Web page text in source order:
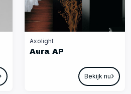
Axolight
Aura AP
Bekijk nu